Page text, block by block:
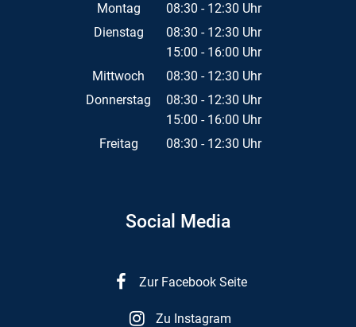
Montag
08:30 - 12:30 Uhr
Von 08:30 bis 12:30 Uhr
Dienstag 08:30 - 12:30 Uhr
Von 08:30 bis 12:30 Uhr
15:00 - 16:00 Uhr
Von 15:00 bis 16:00 Uhr
Mittwoch 08:30 - 12:30 Uhr
Von 08:30 bis 12:30 Uhr
Donnerstag 08:30 - 12:30 Uhr
Von 08:30 bis 12:30 Uhr
15:00 - 16:00 Uhr
Von 15:00 bis 16:00 Uhr
Freitag 08:30 - 12:30 Uhr
Social Media
Zur Facebook Seite
Zu Instagram